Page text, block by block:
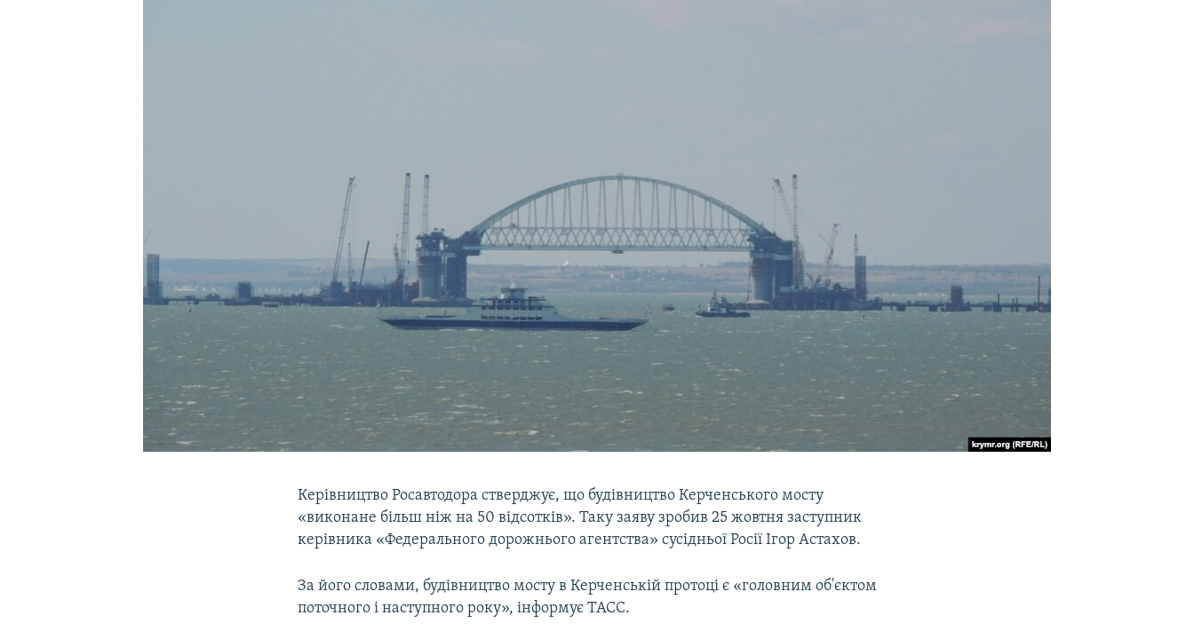
Керівництво Росавтодора стверджує, що будівництво Керченського мосту
«виконане більш ніж на 50 відсотків». Таку заяву зробив 25 жовтня заступник
керівника «Федерального дорожнього агентства» сусідньої Росії Ігор Астахов.
За його словами, будівництво мосту в Керченській протоці є «головним об'єктом
поточного і наступного року», інформує ТАСС.